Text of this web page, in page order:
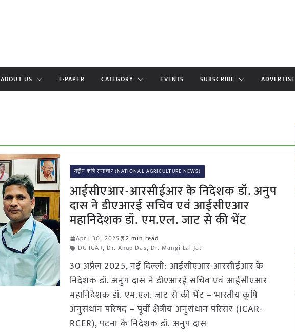
ABOUT US E-PAPER CATEGORY EVENTS SUBSCRIBE ADVERTISE
राष्ट्रीय कृषि समाचार (NATIONAL AGRICULTURE NEWS)
आईसीएआर-आरसीईआर के निदेशक डॉ. अनुप
दास ने डीएआरई सचिव एवं आईसीएआर
महानिदेशक डॉ. एम.एल. जाट से की भेंट
April 30, 2025
2 min read
DG ICAR, Dr. Anup Das, Dr. Mangi Lal Jat
30 अप्रैल 2025, नई दिल्ली: आईसीएआर-आरसीईआर के
निदेशक डॉ. अनुप दास ने डीएआरई सचिव एवं आईसीएआर
महानिदेशक डॉ. एम.एल. जाट से की भेंट – भारतीय कृषि
अनुसंधान परिषद – पूर्वी क्षेत्रीय अनुसंधान परिसर (ICAR-
RCER), पटना के निदेशक डॉ. अनुप दास